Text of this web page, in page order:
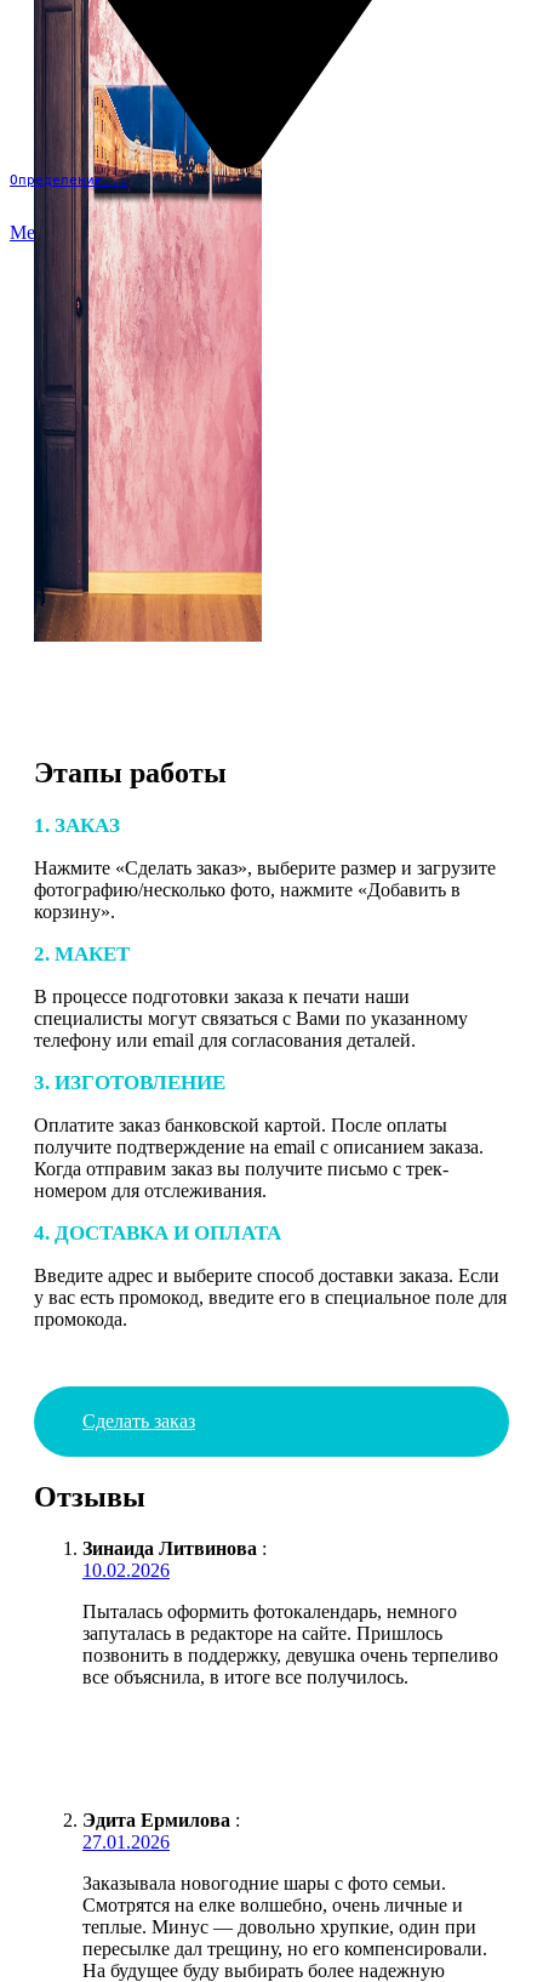
Определение...
Меню
Этапы работы
1. ЗАКАЗ
Нажмите «Сделать заказ», выберите размер и загрузите
фотографию/несколько фото, нажмите «Добавить в
корзину».
2. МАКЕТ
В процессе подготовки заказа к печати наши
специалисты могут связаться с Вами по указанному
телефону или email для согласования деталей.
3. ИЗГОТОВЛЕНИЕ
Оплатите заказ банковской картой. После оплаты
получите подтверждение на email с описанием заказа.
Когда отправим заказ вы получите письмо с трек-
номером для отслеживания.
4. ДОСТАВКА И ОПЛАТА
Введите адрес и выберите способ доставки заказа. Если
у вас есть промокод, введите его в специальное поле для
промокода.
Сделать заказ
Отзывы
Зинаида Литвинова :
10.02.2026
Пыталась оформить фотокалендарь, немного
запуталась в редакторе на сайте. Пришлось
позвонить в поддержку, девушка очень терпеливо
все объяснила, в итоге все получилось.
Эдита Ермилова :
27.01.2026
Заказывала новогодние шары с фото семьи.
Смотрятся на елке волшебно, очень личные и
теплые. Минус — довольно хрупкие, один при
пересылке дал трещину, но его компенсировали.
На будущее буду выбирать более надежную